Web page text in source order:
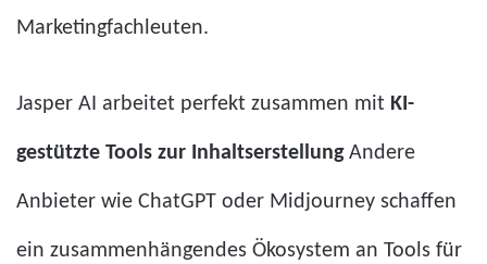
Marketingfachleuten.
Jasper AI arbeitet perfekt zusammen mit KI-
gestützte Tools zur InhaltserstellungAndere
Anbieter wie ChatGPT oder Midjourney schaffen
ein zusammenhängendes Ökosystem an Tools für